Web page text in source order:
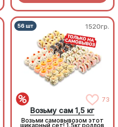
1520гр.
73
Возьму сам 1,5 кг
Возьми самовывозом этот
шикарный сет! 1.5кг роллов